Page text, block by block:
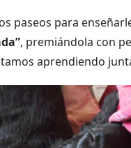
paseos para
, premiándola con
aprendiendo